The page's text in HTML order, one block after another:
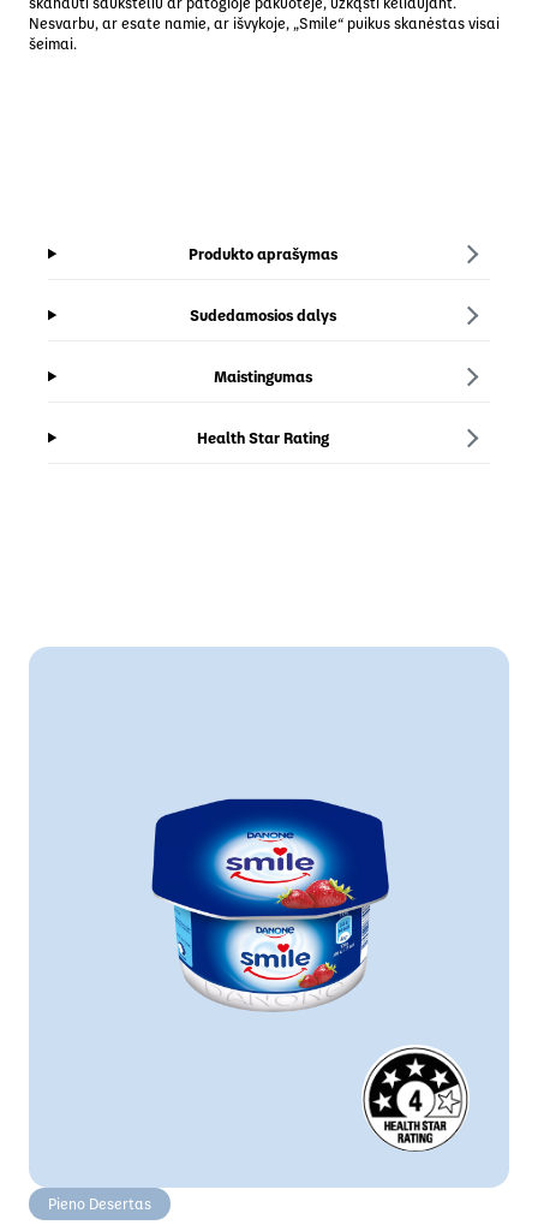
Nesvarbu, ar esate namie, ar išvykoje, „Smile“ puikus skanėstas visai
šeimai.
Produkto aprašymas
Sudedamosios dalys
Maistingumas
Health Star Rating
Pieno Desertas